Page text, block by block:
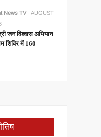
News TV
AUGUST
जन विश्वास अभियान
शिविर में 160